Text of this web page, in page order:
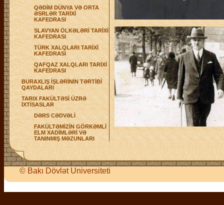
QƏDİM DÜNYA VƏ ORTA
ƏSRLƏR TARİXİ
KAFEDRASI
SLAVYAN ÖLKƏLƏRİ TARİXİ
KAFEDRASI
TÜRK XALQLARI TARİXİ
KAFEDRASI
QAFQAZ XALQLARI TARİXİ
KAFEDRASI
BURAXLIŞ İŞLƏRİNİN TƏRTİBİ
QAYDALARI
TARIX FAKÜLTƏSİ ÜZRƏ
İXTİSASLAR
DƏRS CƏDVƏLİ
FAKÜLTƏMİZİN GÖRKƏMLİ
ELM XADİMLƏRİ VƏ
TANINMIŞ MƏZUNLARI
© Bakı Dövlət Universiteti